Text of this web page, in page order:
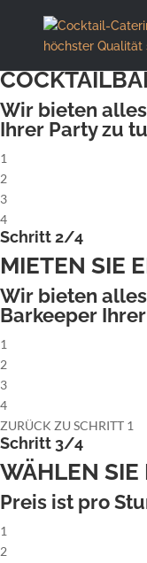
Schritt 1/4
MIETEN SIE
Wir bieten
Ihrer Party zu
1
2
3
4
Schritt 2/4
MIETEN SIE
Wir bieten
Barkeeper
1
2
3
4
ZURÜCK ZU SCHRITT 1
Schritt 3/4
WÄHLEN SIE
Preis ist pro
1
2